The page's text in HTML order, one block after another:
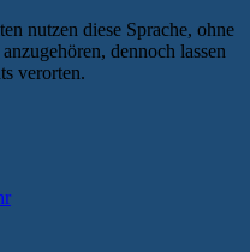
nutzen diese Sprache, ohne
dennoch lassen
verorten.